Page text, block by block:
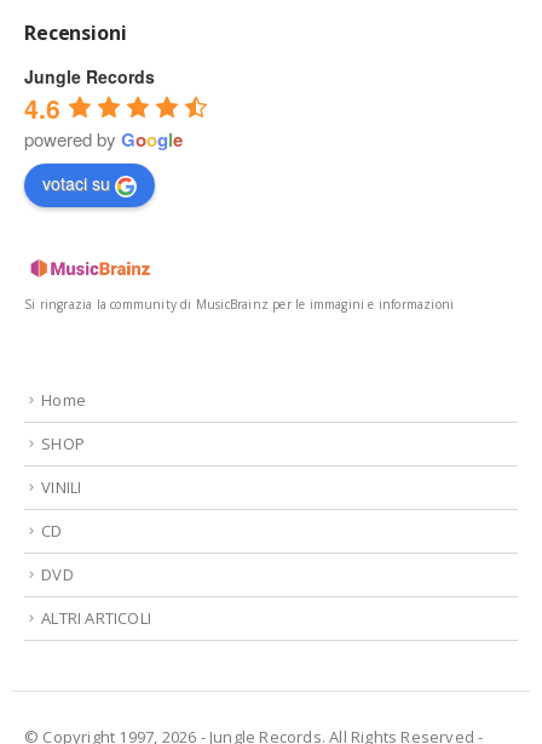
Recensioni
Jungle Records
4.6
powered by Google
votaci su
Si ringrazia la community di MusicBrainz per le immagini e informazioni
Home
SHOP
VINILI
CD
DVD
ALTRI ARTICOLI
© Copyright 1997, 2026 - Jungle Records. All Rights Reserved -